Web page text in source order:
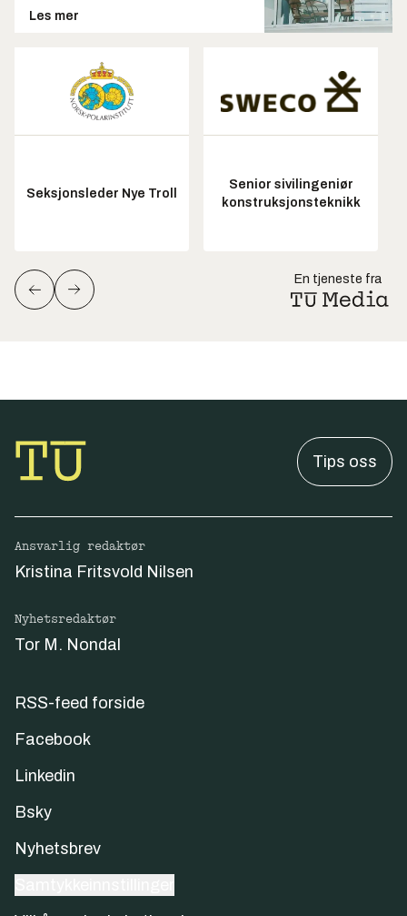
Les mer
Seksjonsleder Nye Troll
Senior sivilingeniør
konstruksjonsteknikk
En tjeneste fra
Tips oss
Ansvarlig redaktør
Kristina Fritsvold Nilsen
Nyhetsredaktør
Tor M. Nondal
RSS-feed forside
Facebook
Linkedin
Bsky
Nyhetsbrev